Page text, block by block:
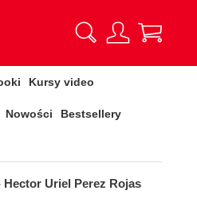
Kursy video
Nowości Bestsellery
Hector Uriel Perez Rojas